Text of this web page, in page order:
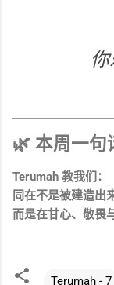
🌿 本周一句
Terumah 教我们：
同在不是被建造出
而是在甘心、敬畏
Terumah - 7